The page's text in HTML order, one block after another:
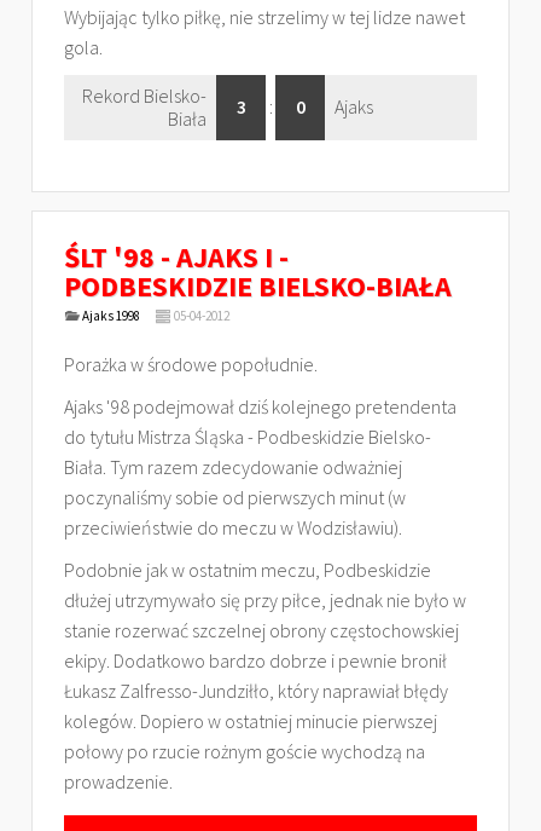
Wybijając tylko piłkę, nie strzelimy w tej lidze nawet
gola.
Rekord Bielsko-
Biała
3 : 0 Ajaks
ŚLT '98 - AJAKS I -
PODBESKIDZIE BIELSKO-BIAŁA
Ajaks 1998 05-04-2012
Porażka w środowe popołudnie.
Ajaks '98 podejmował dziś kolejnego pretendenta
do tytułu Mistrza Śląska - Podbeskidzie Bielsko-
Biała. Tym razem zdecydowanie odważniej
poczynaliśmy sobie od pierwszych minut (w
przeciwieństwie do meczu w Wodzisławiu).
Podobnie jak w ostatnim meczu, Podbeskidzie
dłużej utrzymywało się przy piłce, jednak nie było w
stanie rozerwać szczelnej obrony częstochowskiej
ekipy. Dodatkowo bardzo dobrze i pewnie bronił
Łukasz Zalfresso-Jundziłło, który naprawiał błędy
kolegów. Dopiero w ostatniej minucie pierwszej
połowy po rzucie rożnym goście wychodzą na
prowadzenie.